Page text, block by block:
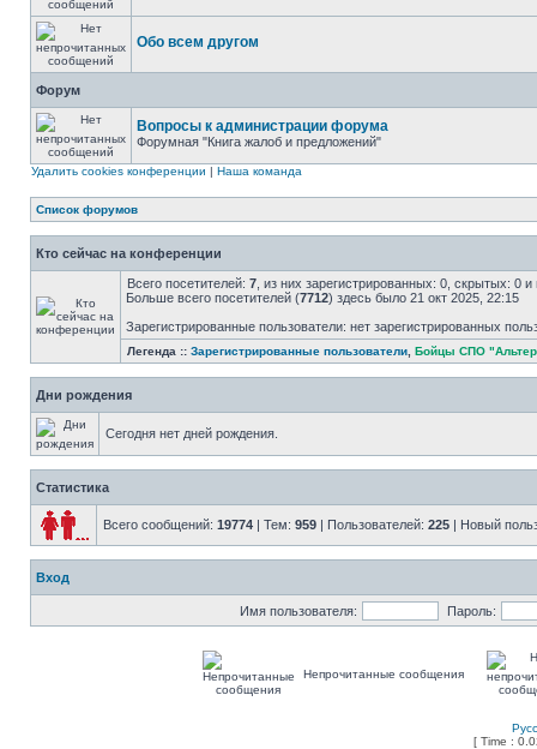
Обо всем другом
Форум
Вопросы к администрации форума
Форумная "Книга жалоб и предложений"
Удалить cookies конференции | Наша команда
Список форумов
Кто сейчас на конференции
Всего посетителей: 7 , из них зарегистрированных: 0, скрытых: 0
Больше всего посетителей (7712) здесь было 21 окт 2025, 22:15
Зарегистрированные пользователи: нет зарегистрированных
Легенда :: Зарегистрированные пользователи Бойцы СПО
Дни рождения
Сегодня нет дней рождения.
Статистика
Всего сообщений: 19774 | Тем: 959 | Пользователей: 225 | Новый
Вход
Имя пользователя: Пароль:
Непрочитанные сообщения
[ Time :